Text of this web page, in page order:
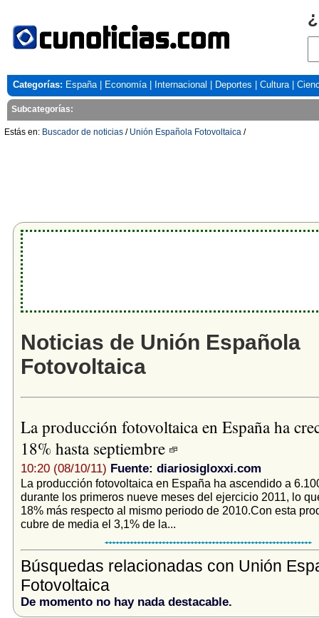
Categorías: España| Economía| Internacional Deportes Cultura|
Subcategorías:
Estás en: Buscador de noticias / Unión Española Fotovoltaica /
Noticias de Unión Española
Fotovoltaica
La producción fotovoltaica en España ha
18% hasta septiembre
10:20 (08/10/11) Fuente: diariosigloxxi.com
La producción fotovoltaica en España ha ascendido a
durante los primeros nueve meses del ejercicio 2011, lo
18% más respecto al mismo periodo de 2010.Con esta
cubre de media el 3,1% de la...
Búsquedas relacionadas con Unión
Fotovoltaica
De momento no hay nada destacable.